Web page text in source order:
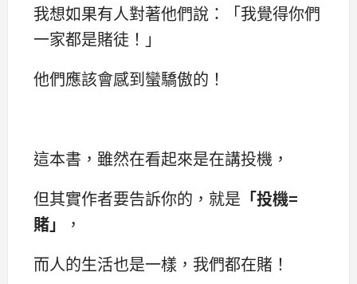
我想如果有人對著他們說：「我覺得你們
一家都是賭徒！」
他們應該會感到蠻驕傲的！
這本書，雖然在看起來是在講投機，
但其實作者要告訴你的，就是 「投機=
賭」
，
而人的生活也是一樣，我們都在賭！